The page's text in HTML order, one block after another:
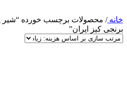
خانه/ محصولات برچسب خورده “شیر
برنجی کیز ایران”